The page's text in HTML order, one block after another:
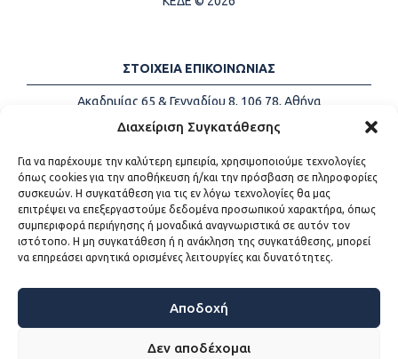
Διαχείριση Συγκατάθεσης
Για να παρέχουμε την καλύτερη εμπειρία, χρησιμοποιούμε τεχνολογίες
όπως cookies για την αποθήκευση ή/και την πρόσβαση σε πληροφορίες
συσκευών. Η συγκατάθεση για τις εν λόγω τεχνολογίες θα μας
επιτρέψει να επεξεργαστούμε δεδομένα προσωπικού χαρακτήρα, όπως
συμπεριφορά περιήγησης ή μοναδικά αναγνωριστικά σε αυτόν τον
ιστότοπο. Η μη συγκατάθεση ή η ανάκληση της συγκατάθεσης, μπορεί
να επηρεάσει αρνητικά ορισμένες λειτουργίες και δυνατότητες.
Αποδοχή
Δεν αποδέχομαι
ΣΤΟΙΧΕΙΑ ΕΠΙΚΟΙΝΩΝΙΑΣ
Ακαδημίας 65 & Γενναδίου 8, 106 78, Αθήνα
Τηλέφωνα:
+30 213-2147500
Email:
info@kede.gr
ΧΡΗΣΙΜΟΙ ΣΥΝΔΕΣΜΟΙ
Η ΚΕΔΕ
Sitemap
Προσβασιμότητα
Όροι χρήσης